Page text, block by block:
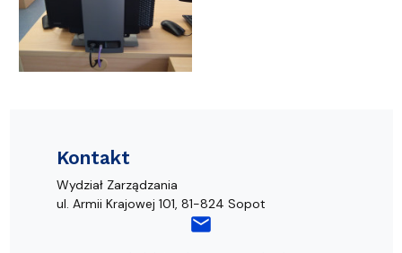
Kontakt
Wydział Zarządzania
ul. Armii Krajowej 101, 81-824 Sopot
mail